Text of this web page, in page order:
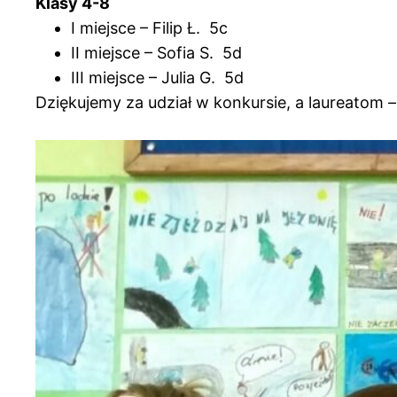
I miejsce – Filip Ł. 5c
II miejsce – Sofia S. 5d
III miejsce – Julia G. 5d
Dziękujemy za udział w konkursie, a laureatom